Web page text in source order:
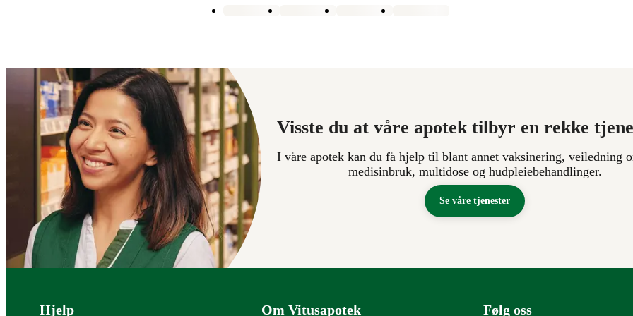
Visste du at våre apotek tilbyr en rekke
I våre apotek kan du få hjelp til blant annet vaksinering, veiledning
medisinbruk, multidose og hudpleiebehandlinger.
Se våre tjenester
Bunntekst
Hjelp Om Vitusapotek Følg oss